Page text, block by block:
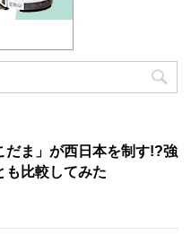
だま」が西日本を制す!?強
も比較してみた